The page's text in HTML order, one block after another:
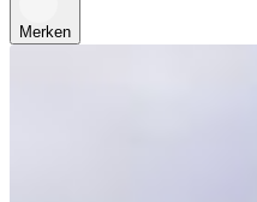
Merken